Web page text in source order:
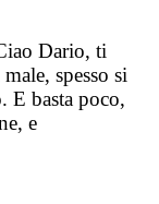
Dario, ti
spesso si
E basta poco,
e